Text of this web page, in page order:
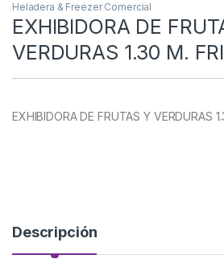
Heladera & Freezer Comercial
EXHIBIDORA DE
VERDURAS 1.30 M.
EXHIBIDORA DE FRUTAS Y VERDURAS
Descripción